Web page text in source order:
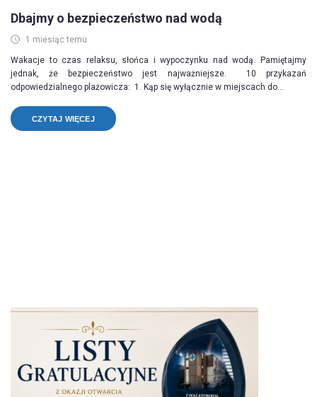
Dbajmy o bezpieczeństwo nad wodą
1 miesiąc temu
Wakacje to czas relaksu, słońca i wypoczynku nad wodą. Pamiętajmy
jednak, że bezpieczeństwo jest najważniejsze. 10 przykazań
odpowiedzialnego plażowicza: 1. Kąp się wyłącznie w miejscach do...
CZYTAJ WIĘCEJ